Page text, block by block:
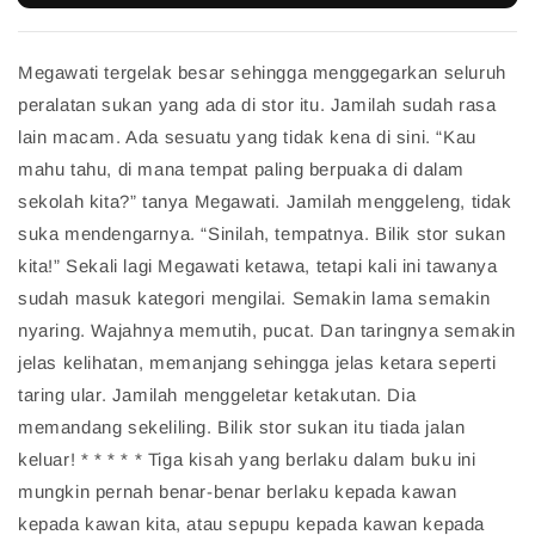
Megawati tergelak besar sehingga menggegarkan seluruh
peralatan sukan yang ada di stor itu. Jamilah sudah rasa
lain macam. Ada sesuatu yang tidak kena di sini. “Kau
mahu tahu, di mana tempat paling berpuaka di dalam
sekolah kita?” tanya Megawati. Jamilah menggeleng, tidak
suka mendengarnya. “Sinilah, tempatnya. Bilik stor sukan
kita!” Sekali lagi Megawati ketawa, tetapi kali ini tawanya
sudah masuk kategori mengilai. Semakin lama semakin
nyaring. Wajahnya memutih, pucat. Dan taringnya semakin
jelas kelihatan, memanjang sehingga jelas ketara seperti
taring ular. Jamilah menggeletar ketakutan. Dia
memandang sekeliling. Bilik stor sukan itu tiada jalan
keluar! * * * * * Tiga kisah yang berlaku dalam buku ini
mungkin pernah benar-benar berlaku kepada kawan
kepada kawan kita, atau sepupu kepada kawan kepada